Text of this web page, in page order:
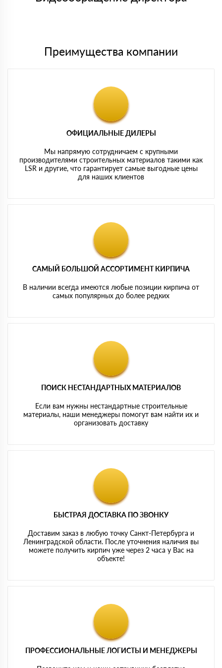
Преимущества компании
ОФИЦИАЛЬНЫЕ ДИЛЕРЫ
Мы напрямую сотрудничаем с крупными
производителями строительных материалов такими как
LSR и другие, что гарантирует самые выгодные цены
для наших клиентов
САМЫЙ БОЛЬШОЙ АССОРТИМЕНТ КИРПИЧА
В наличии всегда имеются любые позиции кирпича от
самых популярных до более редких
ПОИСК НЕСТАНДАРТНЫХ МАТЕРИАЛОВ
Если вам нужны нестандартные строительные
материалы, наши менеджеры помогут вам найти их и
организовать доставку
БЫСТРАЯ ДОСТАВКА ПО ЗВОНКУ
Доставим заказ в любую точку Санкт-Петербурга и
Ленинградской области. После уточнения наличия вы
можете получить кирпич уже через 2 часа у Вас на
объекте!
ПРОФЕССИОНАЛЬНЫЕ ЛОГИСТЫ И МЕНЕДЖЕРЫ